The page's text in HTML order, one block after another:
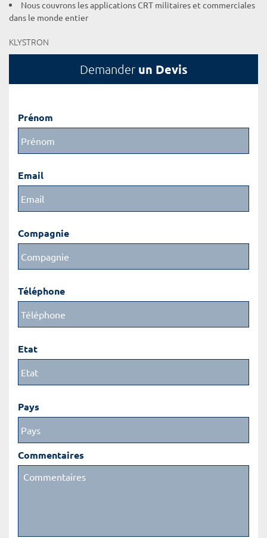
Nous couvrons les applications CRT militaires et commerciales
dans le monde entier
KLYSTRON
Demander un Devis
Prénom
Email
Compagnie
Téléphone
Etat
Pays
Commentaires